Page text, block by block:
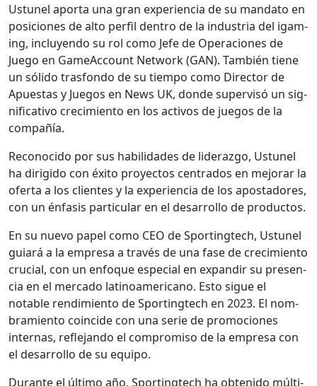
Ustunel apor­ta una gran expe­ri­en­cia de su manda­to en
posi­ciones de alto per­fil den­tro de la indus­tria del igam­
ing, incluyen­do su rol como Jefe de Opera­ciones de
Juego en GameAc­count Net­work (GAN). Tam­bién tiene
un sóli­do tras­fon­do de su tiem­po como Direc­tor de
Apues­tas y Jue­gos en News UK, donde super­visó un sig­
ni­fica­ti­vo crec­imien­to en los activos de jue­gos de la
com­pañía.
Recono­ci­do por sus habil­i­dades de lid­er­az­go, Ustunel
ha dirigi­do con éxi­to proyec­tos cen­tra­dos en mejo­rar la
ofer­ta a los clientes y la expe­ri­en­cia de los apos­ta­dores,
con un énfa­sis par­tic­u­lar en el desar­rol­lo de pro­duc­tos.
En su nue­vo papel como CEO de Sport­ingtech, Ustunel
guiará a la empre­sa a través de una fase de crec­imien­to
cru­cial, con un enfoque espe­cial en expandir su pres­en­
cia en el mer­ca­do lati­noamer­i­cano. Esto sigue el
notable rendimien­to de Sport­ingtech en 2023. El nom­
bramien­to coin­cide con una serie de pro­mo­ciones
inter­nas, refle­jan­do el com­pro­miso de la empre­sa con
el desar­rol­lo de su equipo.
Durante el últi­mo año, Sport­ingtech ha obtenido múlti­